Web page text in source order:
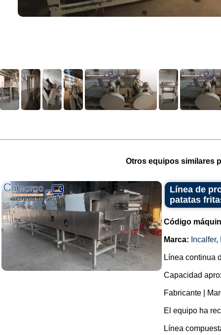
Otros equipos similares
Línea de
patatas
Código
Marca: Incalfer,
Línea continua
Capacidad
Fabricante |
El equipo ha
Línea